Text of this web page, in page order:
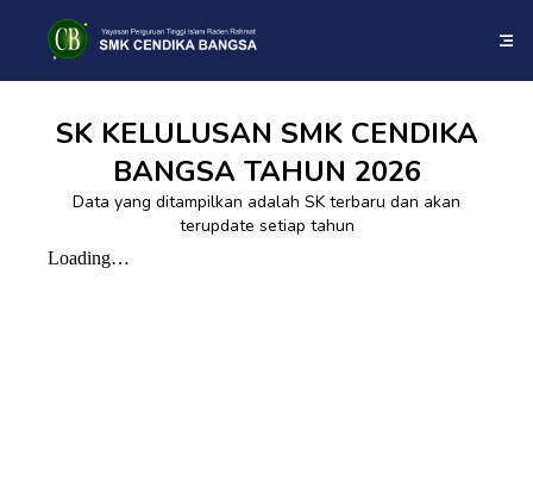
SK KELULUSAN SMK CENDIKA
BANGSA TAHUN 2026
Data yang ditampilkan adalah SK terbaru dan akan
terupdate setiap tahun